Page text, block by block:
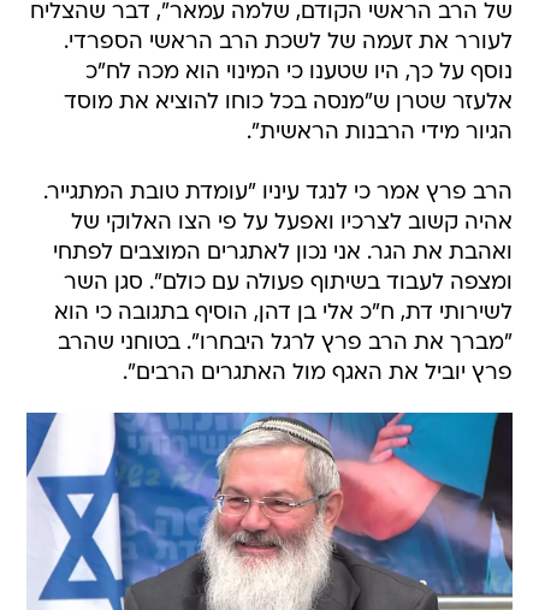
של הרב הראשי הקודם, שלמה עמאר", דבר שהצליח
לעורר את זעמה של לשכת הרב הראשי הספרדי.
נוסף על כך, היו שטענו כי המינוי הוא מכה לח"כ
אלעזר שטרן ש"מנסה בכל כוחו להוציא את מוסד
הגיור מידי הרבנות הראשית".
הרב פרץ אמר כי לנגד עיניו "עומדת טובת המתגייר.
אהיה קשוב לצרכיו ואפעל על פי הצו האלוקי של
ואהבת את הגר. אני נכון לאתגרים המוצבים לפתחי
ומצפה לעבוד בשיתוף פעולה עם כולם". סגן השר
לשירותי דת, ח"כ אלי בן דהן, הוסיף בתגובה כי הוא
"מברך את הרב פרץ לרגל היבחרו". בטוחני שהרב
פרץ יוביל את האגף מול האתגרים הרבים".